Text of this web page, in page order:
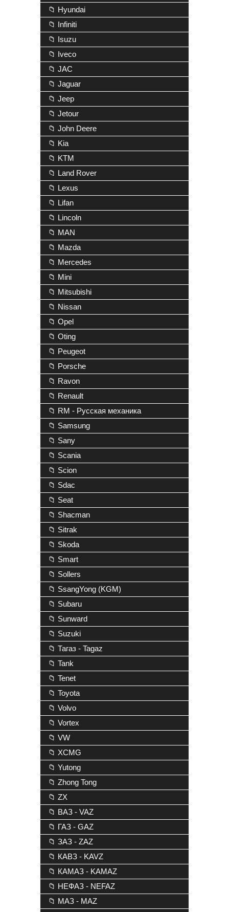
📁 Hyundai
📁 Infiniti
📁 Isuzu
📁 Iveco
📁 JAC
📁 Jaguar
📁 Jeep
📁 Jetour
📁 John Deere
📁 Kia
📁 KTM
📁 Land Rover
📁 Lexus
📁 Lifan
📁 Lincoln
📁 MAN
📁 Mazda
📁 Mercedes
📁 Mini
📁 Mitsubishi
📁 Nissan
📁 Opel
📁 Oting
📁 Peugeot
📁 Porsche
📁 Ravon
📁 Renault
📁 RM - Русская механика
📁 Samsung
📁 Sany
📁 Scania
📁 Scion
📁 Sdac
📁 Seat
📁 Shacman
📁 Sitrak
📁 Skoda
📁 Smart
📁 Sollers
📁 SsangYong (KGM)
📁 Subaru
📁 Sunward
📁 Suzuki
📁 Тагаз - Tagaz
📁 Tank
📁 Tenet
📁 Toyota
📁 Volvo
📁 Vortex
📁 VW
📁 XCMG
📁 Yutong
📁 Zhong Tong
📁 ZX
📁 ВАЗ - VAZ
📁 ГАЗ - GAZ
📁 ЗАЗ - ZAZ
📁 КАВЗ - KAVZ
📁 КАМАЗ - KAMAZ
📁 НЕФАЗ - NEFAZ
📁 МАЗ - MAZ